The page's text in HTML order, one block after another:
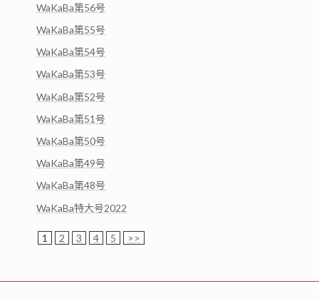
WaKaBa第56号
WaKaBa第55号
WaKaBa第54号
WaKaBa第53号
WaKaBa第52号
WaKaBa第51号
WaKaBa第50号
WaKaBa第49号
WaKaBa第48号
WaKaBa特大号2022
1 2 3 4 5 >>